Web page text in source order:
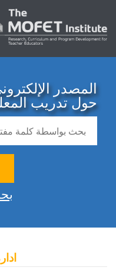
المصدر
حول تدريب